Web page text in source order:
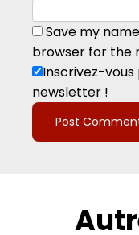
Save my
browser for the
Inscrivez-
newsletter !